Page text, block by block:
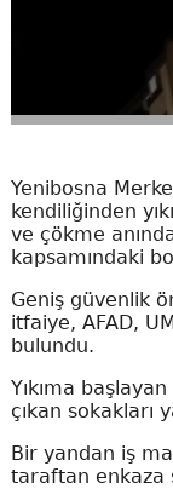
Yenibosna
kendiliğinden
ve çökme
kapsamındaki
Geniş güvenlik
itfaiye, AFAD,
bulundu.
Yıkıma
çıkan sokakları
Bir yandan iş
taraftan enkaza